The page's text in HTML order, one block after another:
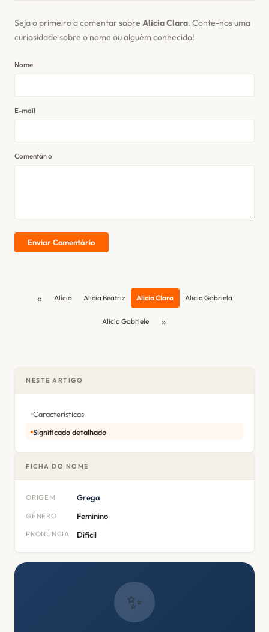
Seja o primeiro a comentar sobre Alicia Clara. Conte-nos uma
curiosidade sobre o nome ou alguém conhecido!
Nome
E-mail
Comentário
Enviar Comentário
« Alícia Alicia Beatriz Alicia Clara Alicia Gabriela
Alicia Gabriele »
NESTE ARTIGO
Características
Significado detalhado
FICHA DO NOME
ORIGEM Grega
GÊNERO Feminino
PRONÚNCIA Difícil
✨